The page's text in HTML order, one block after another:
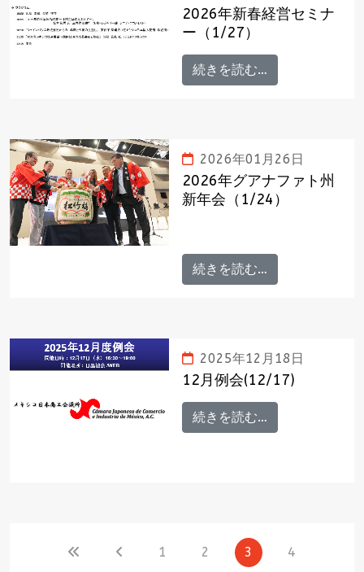
2026年新春経営セミナ
ー（1/27）
続きを読む…
2026年01月26日
2026年グアナファト州
新年会（1/24）
続きを読む…
2025年12月18日
12月例会(12/17)
続きを読む…
1 2 3
4